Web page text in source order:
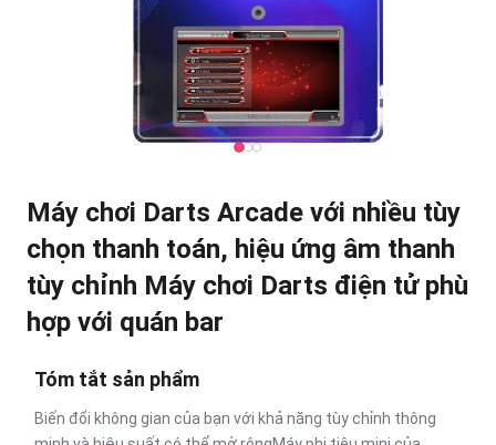
Máy chơi Darts Arcade với nhiều tùy
chọn thanh toán, hiệu ứng âm thanh
tùy chỉnh Máy chơi Darts điện tử phù
hợp với quán bar
Tóm tắt sản phẩm
Biến đổi không gian của bạn với khả năng tùy chỉnh thông